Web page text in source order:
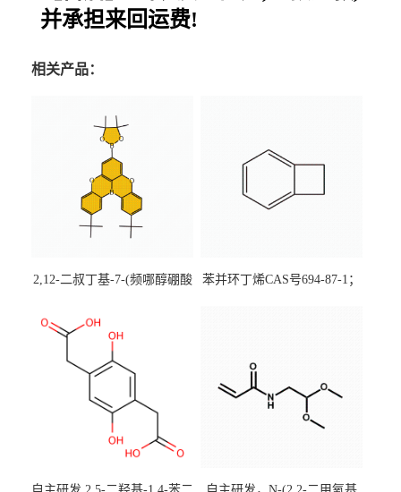
并承担来回运费!
相关产品：
2,12-二叔丁基-7-(频哪醇硼酸
[3,2,1-de]蒽CAS号2648896-
装，实验室现货直发
苯并环丁烯CAS号694-87-1；